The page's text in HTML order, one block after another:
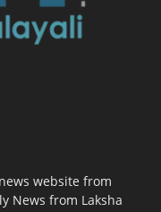
website from
News from Laksha